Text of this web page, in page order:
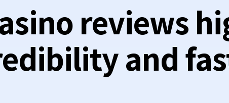
reviews
and